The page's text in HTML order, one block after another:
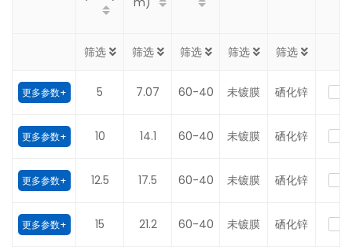
筛选 筛选 筛选 筛选 筛选
更多参数+ 5 7.07 60-40 未镀膜 硒化锌
更多参数+ 10 14.1 60-40 未镀膜 硒化锌
更多参数+ 12.5 17.5 60-40 未镀膜 硒化锌
更多参数+ 15 21.2 60-40 未镀膜 硒化锌